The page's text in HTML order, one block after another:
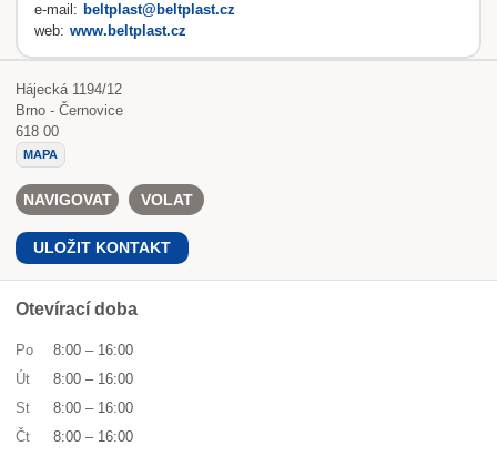
e-mail: beltplast@beltplast.cz
web: www.beltplast.cz
Hájecká 1194/12
Brno - Černovice
618 00
MAPA
NAVIGOVAT VOLAT
ULOŽIT KONTAKT
Otevírací doba
Po 8:00 – 16:00
Út
8:00 – 16:00
St
8:00 – 16:00
Čt
8:00 – 16:00